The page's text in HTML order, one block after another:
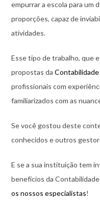
empurrar a escola para um
proporções, capaz de
atividades.
Esse tipo de trabalho, que
propostas da
profissionais com
familiarizados com as
Se você gostou deste
conhecidos e outros
E se a sua instituição tem
benefícios da
os nossos especialistas!